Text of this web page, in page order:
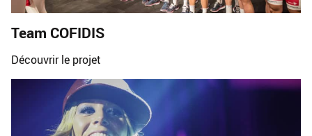
Team COFIDIS
Découvrir le projet